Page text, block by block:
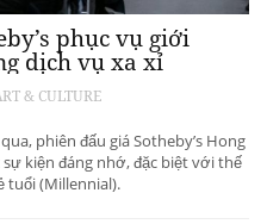
phục vụ giới
dịch vụ xa xỉ
& CULTURE
phiên đấu giá Sotheby’s Hong
kiện đáng nhớ, đặc biệt với thế
tuổi (Millennial).